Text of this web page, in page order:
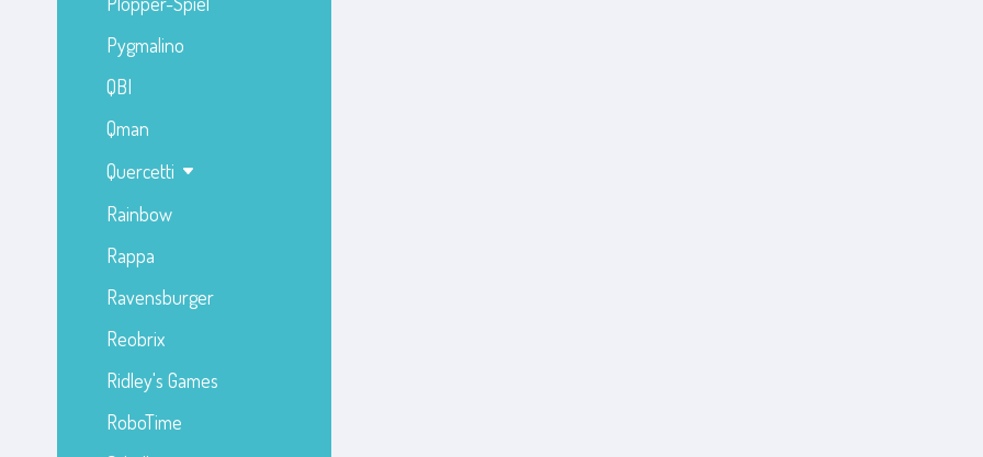
Pygmalino
QBI
Qman
Quercetti
Rainbow
Rappa
Ravensburger
Reobrix
Ridley's Games
RoboTime